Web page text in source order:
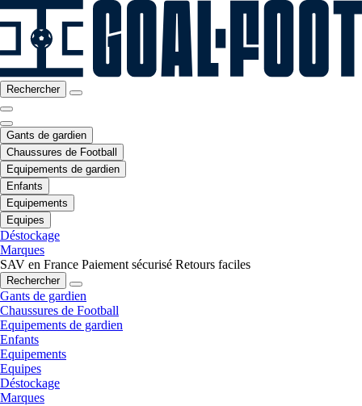
Rechercher
Gants de gardien
Chaussures de Football
Equipements de gardien
Enfants
Equipements
Equipes
Déstockage
Marques
SAV en France Paiement sécurisé Retours faciles
Rechercher
Gants de gardien
Chaussures de Football
Equipements de gardien
Enfants
Equipements
Equipes
Déstockage
Marques